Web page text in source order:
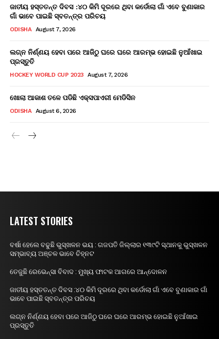
ଜାତୀୟ ହସ୍ତତନ୍ତ ଦିବସ :୪୦ କିମି ଦୂରରେ ଥିବା କର୍ଡୋଲା ଗାଁ ଏବେ ବୁଣାକାର
ଗାଁ ଭାବେ ପାଇଛି ସ୍ବତନ୍ତ୍ର ପରିଚୟ
ODISHA August 7, 2026
ଲଗ୍ନ ନିର୍ଣ୍ଣୟ ହେବା ପରେ ଆଜିଠୁ ଘରେ ଘରେ ଆରମ୍ଭ ହୋଇଛି ନୁଆଁଖାଇ
ପ୍ରସ୍ତୁତି
HOCKEY WORLD CUP 2023 August 7, 2026
ଖୋଲା ଆକାଶ ତଳେ ପଡିଛି ଏକ୍ସପାଏରୀ ମେଡିସିନ
ODISHA August 6, 2026
LATEST STORIES
ବର୍ଷା ହେଲେ ବଢୁଛି ଭୁସ୍ଖଳନ ଭୟ : ଗଜପତି ଜିଲ୍ଲାର ୧୩୯ଟି ସ୍ଥାନକୁ ଭୁସ୍ଖଳନ
ସମ୍ଭାବ୍ୟ ଅଞ୍ଚଳ ଭାବେ ଚିହ୍ନଟ
ତେଜୁଛି ରେଭେନ୍ସା ବିବାଦ : ମୁଖ୍ୟ ଫାଟକ ଆଗରେ ଆନ୍ଦୋଳନ
ଜାତୀୟ ହସ୍ତତନ୍ତ ଦିବସ :୪୦ କିମି ଦୂରରେ ଥିବା କର୍ଡୋଲା ଗାଁ ଏବେ ବୁଣାକାର ଗାଁ
ଭାବେ ପାଇଛି ସ୍ବତନ୍ତ୍ର ପରିଚୟ
ଲଗ୍ନ ନିର୍ଣ୍ଣୟ ହେବା ପରେ ଆଜିଠୁ ଘରେ ଘରେ ଆରମ୍ଭ ହୋଇଛି ନୁଆଁଖାଇ
ପ୍ରସ୍ତୁତି